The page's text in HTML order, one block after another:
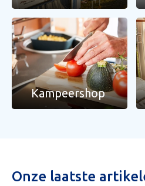
Kampeershop
Onze laatste